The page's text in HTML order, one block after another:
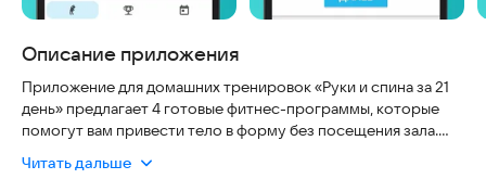
Описание приложения
Приложение для домашних тренировок «Руки и спина за 21
день» предлагает 4 готовые фитнес-программы, которые
помогут вам привести тело в форму без посещения зала.
все упражнения адаптированы для выполнения дома, не
Читать дальше